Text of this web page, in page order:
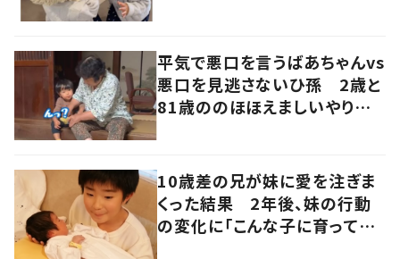
平気で悪口を言うばあちゃんvs
悪口を見逃さないひ孫 2歳と
81歳ののほほえましいやり取り
10歳差の兄が妹に愛を注ぎま
くった結果 2年後、妹の行動
の変化に「こんな子に育ってほ